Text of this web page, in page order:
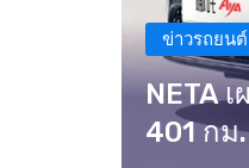
ข่าวรถยน
NETA
401 กม